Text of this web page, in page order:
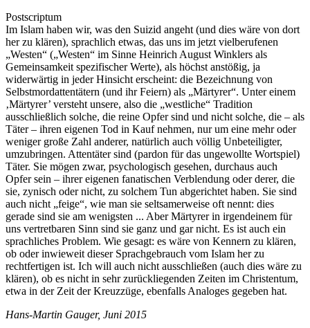
Postscriptum
Im Islam haben wir, was den Suizid angeht (und dies wäre von dort
her zu klären), sprachlich etwas, das uns im jetzt vielberufenen
„Westen“ („Westen“ im Sinne Heinrich August Winklers als
Gemeinsamkeit spezifischer Werte), als höchst anstößig, ja
widerwärtig in jeder Hinsicht erscheint: die Bezeichnung von
Selbstmordattentätern (und ihr Feiern) als „Märtyrer“. Unter einem
‚Märtyrer’ versteht unsere, also die „westliche“ Tradition
ausschließlich solche, die reine Opfer sind und nicht solche, die – als
Täter – ihren eigenen Tod in Kauf nehmen, nur um eine mehr oder
weniger große Zahl anderer, natürlich auch völlig Unbeteiligter,
umzubringen. Attentäter sind (pardon für das ungewollte Wortspiel)
Täter. Sie mögen zwar, psychologisch gesehen, durchaus auch
Opfer sein – ihrer eigenen fanatischen Verblendung oder derer, die
sie, zynisch oder nicht, zu solchem Tun abgerichtet haben. Sie sind
auch nicht „feige“, wie man sie seltsamerweise oft nennt: dies
gerade sind sie am wenigsten ... Aber Märtyrer in irgendeinem für
uns vertretbaren Sinn sind sie ganz und gar nicht. Es ist auch ein
sprachliches Problem. Wie gesagt: es wäre von Kennern zu klären,
ob oder inwieweit dieser Sprachgebrauch vom Islam her zu
rechtfertigen ist. Ich will auch nicht ausschließen (auch dies wäre zu
klären), ob es nicht in sehr zurückliegenden Zeiten im Christentum,
etwa in der Zeit der Kreuzzüge, ebenfalls Analoges gegeben hat.
Hans-Martin Gauger, Juni 2015